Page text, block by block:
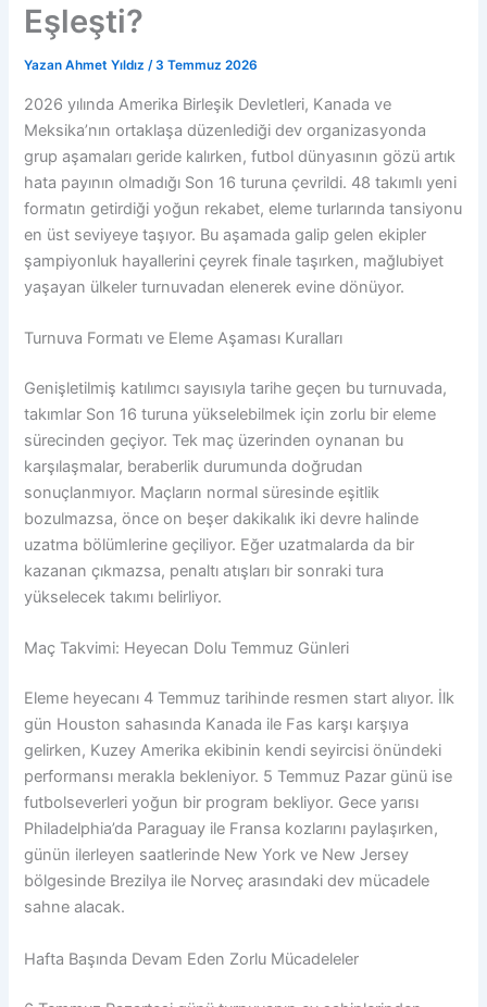
Eşleşti?
Yazan Ahmet Yıldız/3 Temmuz 2026
2026 yılında Amerika Birleşik Devletleri, Kanada ve
Meksika’nın ortaklaşa düzenlediği dev organizasyonda
grup aşamaları geride kalırken, futbol dünyasının gözü artık
hata payının olmadığı Son 16 turuna çevrildi. 48 takımlı yeni
formatın getirdiği yoğun rekabet, eleme turlarında tansiyonu
en üst seviyeye taşıyor. Bu aşamada galip gelen ekipler
şampiyonluk hayallerini çeyrek finale taşırken, mağlubiyet
yaşayan ülkeler turnuvadan elenerek evine dönüyor.
Turnuva Formatı ve Eleme Aşaması Kuralları
Genişletilmiş katılımcı sayısıyla tarihe geçen bu turnuvada,
takımlar Son 16 turuna yükselebilmek için zorlu bir eleme
sürecinden geçiyor. Tek maç üzerinden oynanan bu
karşılaşmalar, beraberlik durumunda doğrudan
sonuçlanmıyor. Maçların normal süresinde eşitlik
bozulmazsa, önce on beşer dakikalık iki devre halinde
uzatma bölümlerine geçiliyor. Eğer uzatmalarda da bir
kazanan çıkmazsa, penaltı atışları bir sonraki tura
yükselecek takımı belirliyor.
Maç Takvimi: Heyecan Dolu Temmuz Günleri
Eleme heyecanı 4 Temmuz tarihinde resmen start alıyor. İlk
gün Houston sahasında Kanada ile Fas karşı karşıya
gelirken, Kuzey Amerika ekibinin kendi seyircisi önündeki
performansı merakla bekleniyor. 5 Temmuz Pazar günü ise
futbolseverleri yoğun bir program bekliyor. Gece yarısı
Philadelphia’da Paraguay ile Fransa kozlarını paylaşırken,
günün ilerleyen saatlerinde New York ve New Jersey
bölgesinde Brezilya ile Norveç arasındaki dev mücadele
sahne alacak.
Hafta Başında Devam Eden Zorlu Mücadeleler